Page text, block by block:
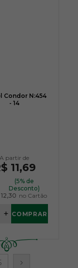
Condor N:454
- 14
11,69
(5% de
Desconto)
12,30 no Cartão
+ COMPRAR